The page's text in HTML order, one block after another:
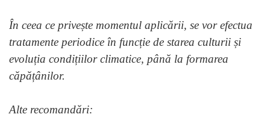
În ceea ce privește momentul aplicării, se vor efectua
tratamente periodice în funcție de starea culturii și
evoluția condițiilor climatice, până la formarea
căpățânilor.
Alte recomandări: